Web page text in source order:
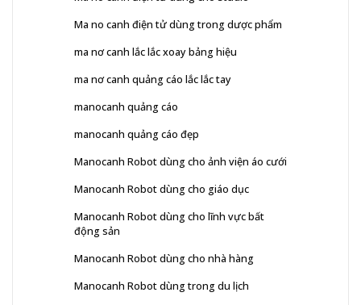
Ma no canh điện tử dùng trong dược phẩm
ma nơ canh lắc lắc xoay bảng hiệu
ma nơ canh quảng cáo lắc lắc tay
manocanh quảng cáo
manocanh quảng cáo đẹp
Manocanh Robot dùng cho ảnh viện áo cưới
Manocanh Robot dùng cho giáo dục
Manocanh Robot dùng cho lĩnh vực bất
động sản
Manocanh Robot dùng cho nhà hàng
Manocanh Robot dùng trong du lịch